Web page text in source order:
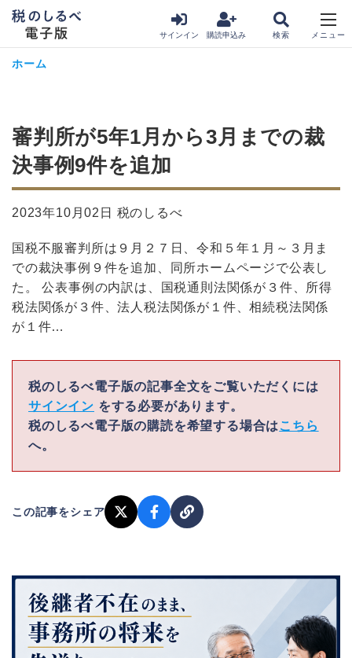
サインイン 購読申込み
ホーム
審判所が5年1月から3月までの裁
決事例9件を追加
2023年10月02日 税のしるべ
国税不服審判所は９月２７日、令和５年１月～３月ま
での裁決事例９件を追加、同所ホームページで公表し
た。 公表事例の内訳は、国税通則法関係が３件、所得
税法関係が３件、法人税法関係が１件、相続税法関係
が１件…
税のしるべ電子版の記事全文をご覧いただくには
サインイン をする必要があります。
税のしるべ電子版の購読を希望する場合は こちら
へ。
この記事をシェア